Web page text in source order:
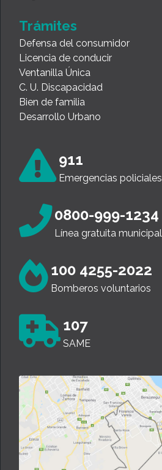
Trámites
Defensa del consumidor
Licencia de conducir
Ventanilla Única
C. U. Discapacidad
Bien de familia
Desarrollo Urbano
911
Emergencias policiales
0800-999-1234
Línea gratuita municipal
100 4255-2022
Bomberos voluntarios
107
SAME